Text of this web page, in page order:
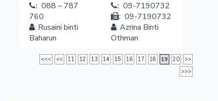
: 088 – 787
760
: Rusaini binti
Baharun
: 09-7190732
: 09-7190732
: Azrina Binti
Othman
<<< << 11 12 13 14 15 16 17 18 19 20
>>
>>>